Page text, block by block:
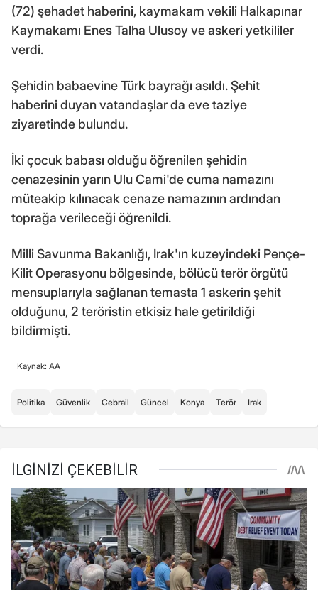
(72) şehadet haberini, kaymakam vekili Halkapınar
Kaymakamı Enes Talha Ulusoy ve askeri yetkililer
verdi.
Şehidin babaevine Türk bayrağı asıldı. Şehit
haberini duyan vatandaşlar da eve taziye
ziyaretinde bulundu.
İki çocuk babası olduğu öğrenilen şehidin
cenazesinin yarın Ulu Cami'de cuma namazını
müteakip kılınacak cenaze namazının ardından
toprağa verileceği öğrenildi.
Milli Savunma Bakanlığı, Irak'ın kuzeyindeki Pençe-
Kilit Operasyonu bölgesinde, bölücü terör örgütü
mensuplarıyla sağlanan temasta 1 askerin şehit
olduğunu, 2 teröristin etkisiz hale getirildiği
bildirmişti.
Kaynak: AA
Politika Güvenlik Cebrail Güncel Konya Terör Irak